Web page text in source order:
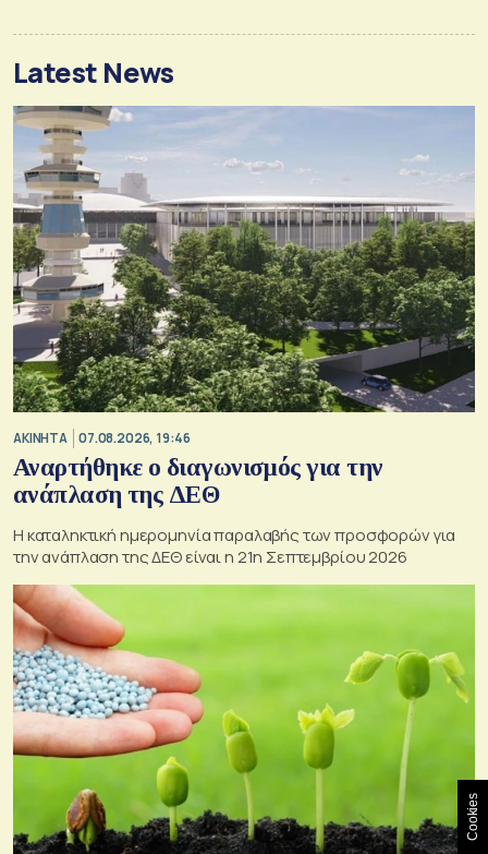
Latest News
ΑΚΙΝΗΤΑ 07.08.2026, 19:46
Αναρτήθηκε ο διαγωνισμός για την
ανάπλαση της ΔΕΘ
Η καταληκτική ημερομηνία παραλαβής των προσφορών για
την ανάπλαση της ΔΕΘ είναι η 21η Σεπτεμβρίου 2026
Cookies